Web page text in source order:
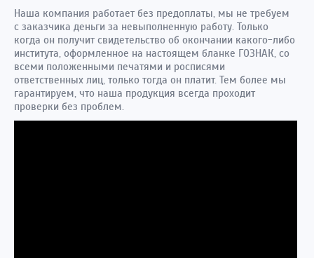
Наша компания работает без предоплаты, мы не требуем
с заказчика деньги за невыполненную работу. Только
когда он получит свидетельство об окончании какого-либо
института, оформленное на настоящем бланке ГОЗНАК, со
всеми положенными печатями и росписями
ответственных лиц, только тогда он платит. Тем более мы
гарантируем, что наша продукция всегда проходит
проверки без проблем.